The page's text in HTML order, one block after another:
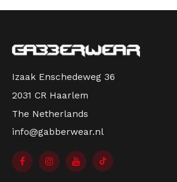
Izaak Enschedeweg 36
2031 CR Haarlem
The Netherlands
info@gabberwear.nl